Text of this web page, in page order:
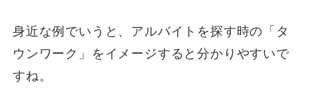
身近な例でいうと、アルバイトを探す時の「タ
ウンワーク」をイメージすると分かりやすいで
すね。